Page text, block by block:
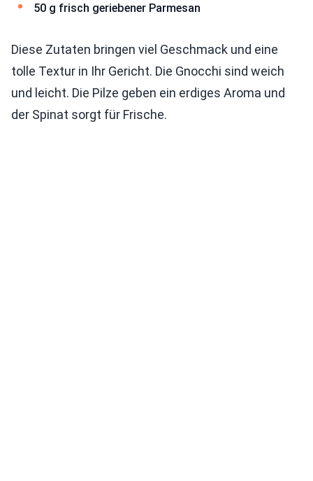
50 g frisch geriebener Parmesan
Diese Zutaten bringen viel Geschmack und eine
tolle Textur in Ihr Gericht. Die Gnocchi sind weich
und leicht. Die Pilze geben ein erdiges Aroma und
der Spinat sorgt für Frische.